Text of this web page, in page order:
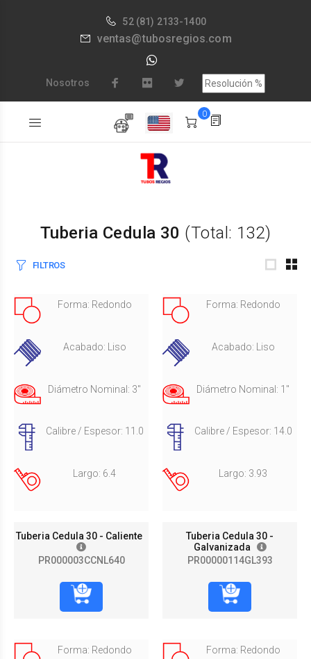
52 (81) 2133-1400
ventas@tubosregios.com
Nosotros
0
Tuberia Cedula 30 (Total: 132)
FILTROS
Forma: Redondo
Acabado: Liso
Diámetro Nominal: 3"
Calibre / Espesor: 11.0
Largo: 6.4
Tuberia Cedula 30 - Caliente
PR000003CCNL640
Forma: Redondo
Acabado: Liso
Diámetro Nominal: 1"
Calibre / Espesor: 14.0
Largo: 3.93
Tuberia Cedula 30 -
Galvanizada
PR00000114GL393
Forma: Redondo Forma: Redondo